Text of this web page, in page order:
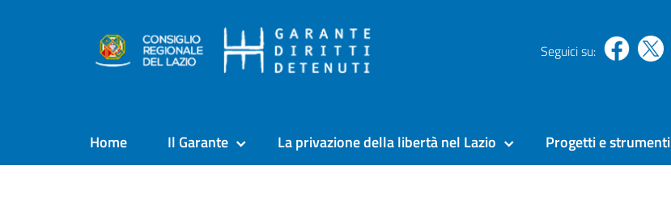
Seguici su:
Home Il Garante La privazione della libertà nel Lazio Progetti e strumenti